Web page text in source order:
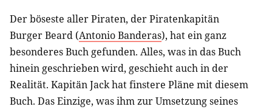
Der böseste aller Piraten, der Piratenkapitän
Burger Beard (Antonio Banderas), hat ein ganz
besonderes Buch gefunden. Alles, was in das Buch
hinein geschrieben wird, geschieht auch in der
Realität. Kapitän Jack hat finstere Pläne mit diesem
Buch. Das Einzige, was ihm zur Umsetzung seines